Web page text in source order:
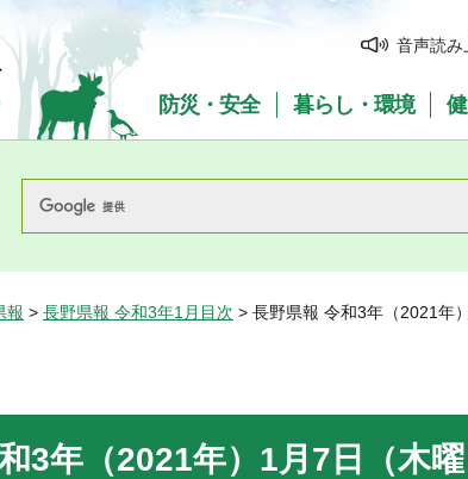
長野県Nagano Prefecture
音声読み
防災・安全 暮らし・環境
報 > 長野県報 令和3年1月目次 > 長野県報 令和3年（2021年
3年（2021年）1月7日（木